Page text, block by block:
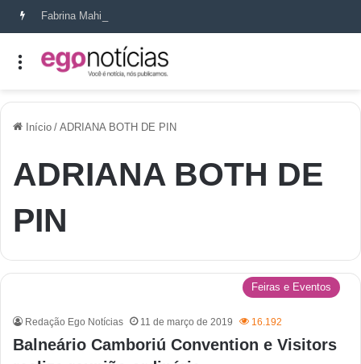
Fabrina Mahin e a arte de reconstruir confiança
Início / ADRIANA BOTH DE PIN
ADRIANA BOTH DE
PIN
Feiras e Eventos
Redação Ego Notícias 11 de março de 2019 16.192
Balneário Camboriú Convention e Visitors